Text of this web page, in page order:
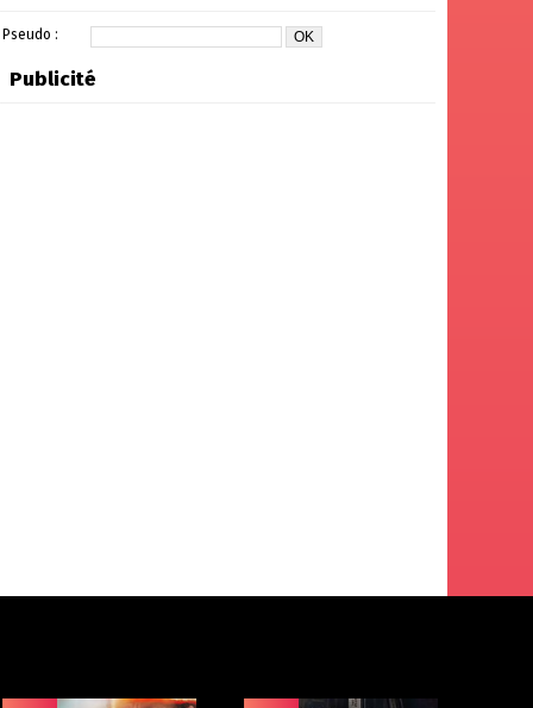
Pseudo :
Publicité